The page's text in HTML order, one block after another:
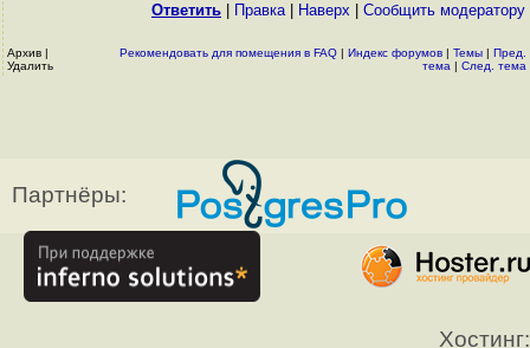
Ответить Правка| Наверх Cообщить модератору
Архив |
Удалить
Рекомендовать для помещения в FAQ | Индекс форумов | Темы | Пред.
тема | След. тема
Партнёры:
Хостинг: